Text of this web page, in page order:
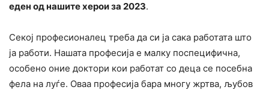
еден од нашите херои за 2023.
Секој професионалец треба да си ја сака работата што
ја работи. Нашата професија е малку поспецифична,
особено оние доктори кои работат со деца се посебна
фела на луѓе. Оваа професија бара многу жртва, љубов